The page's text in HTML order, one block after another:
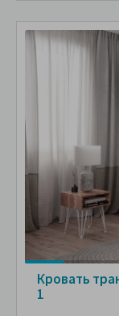
Кровать
1